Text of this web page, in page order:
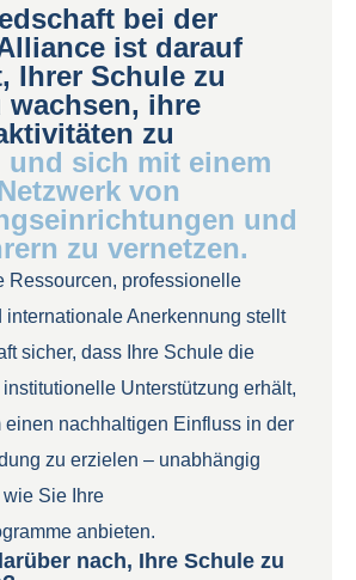
bei der
ist darauf
Ihrer Schule zu
wachsen, ihre
zu
und sich mit einem
von
und
zu vernetzen.
Ressourcen, professionelle
internationale Anerkennung stellt
sicher, dass Ihre Schule die
Unterstützung erhält,
einen nachhaltigen Einfluss in der
zu erzielen – unabhängig
Sie Ihre
anbieten.
nach, Ihre Schule zu